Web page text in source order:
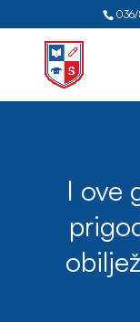
I ove